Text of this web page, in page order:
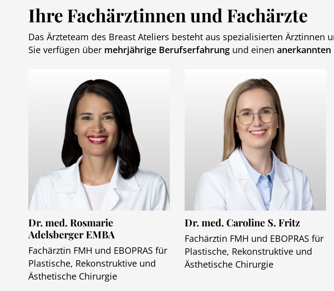
Ihre Fachärztinnen und Fachärzte
Das Ärzteteam des Breast Ateliers besteht aus spezialisierten
Sie verfügen über mehrjährige Berufserfahrung und einen anerkannten
Dr. med. Rosmarie
Adelsberger EMBA
Fachärztin FMH und EBOPRAS für
Plastische, Rekonstruktive und
Ästhetische Chirurgie
Dr. med. Caroline S. Fritz
Fachärztin FMH und EBOPRAS für
Plastische, Rekonstruktive und
Ästhetische Chirurgie